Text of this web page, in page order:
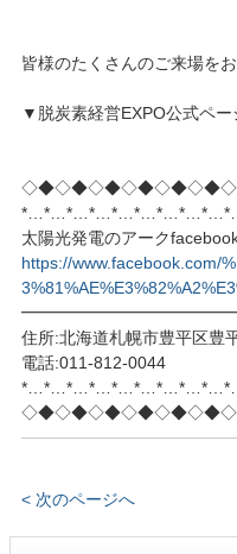
皆様のたくさんのご来場を
▼脱炭素経営EXPO公式ペ
太陽光発電のアーク
https://www.facebook.com/
住所:北海道札幌市豊平区豊
電話:011-812-0044
< 次のページへ